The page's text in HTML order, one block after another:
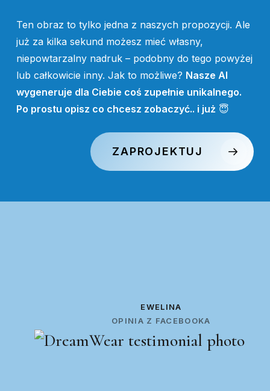
Ten obraz to tylko jedna z naszych propozycji. Ale
już za kilka sekund możesz mieć własny,
niepowtarzalny nadruk – podobny do tego powyżej
lub całkowicie inny. Jak to możliwe? Nasze AI
wygeneruje dla Ciebie coś zupełnie unikalnego.
Po prostu opisz co chcesz zobaczyć.. i już😇
ZAPROJEKTUJ
EWELINA
OPINIA Z FACEBOOKA